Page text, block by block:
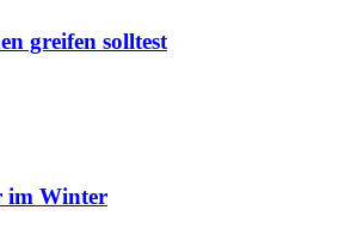
greifen solltest
im Winter